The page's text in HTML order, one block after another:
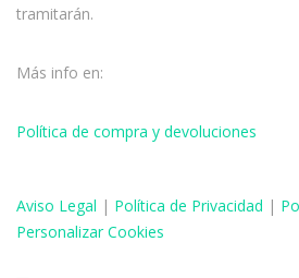
tramitarán.
Más info en:
Política de compra y devoluciones
Aviso Legal | Política de Privacidad |
Personalizar Cookies